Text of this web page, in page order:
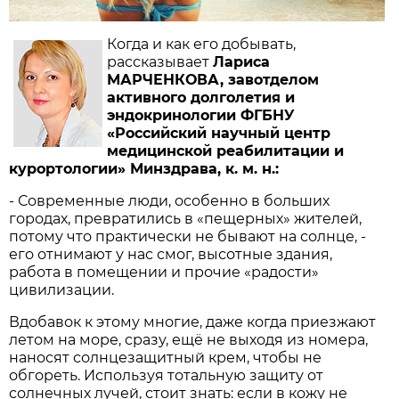
Когда и как его добывать,
рассказываетЛариса
МАРЧЕНКОВА, ­завотделом
активного долголетия и
эндокринологии ФГБНУ
«Российский научный центр
медицинской реабилитации и
курортологии» Минздрава, к. м. н.:
- Современные люди, особенно в больших
городах, превратились в «пещерных» жителей,
потому что практически не бывают на солнце, -
его отнимают у нас смог, высотные здания,
работа в помещении и прочие «радости»
цивилизации.
Вдобавок к этому многие, даже когда приезжают
летом на море, сразу, ещё не выходя из номера,
наносят солнце­защитный крем, чтобы не
обгореть. Используя тотальную защиту от
солнечных лучей, стоит знать: если в кожу не